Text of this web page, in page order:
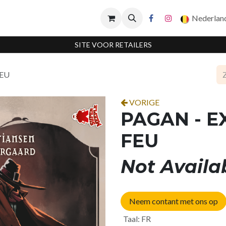
SITE VOOR RETAILERS
VORIGE
PAGAN -
FEU
Not
Neem contant met ons op
Taal: FR